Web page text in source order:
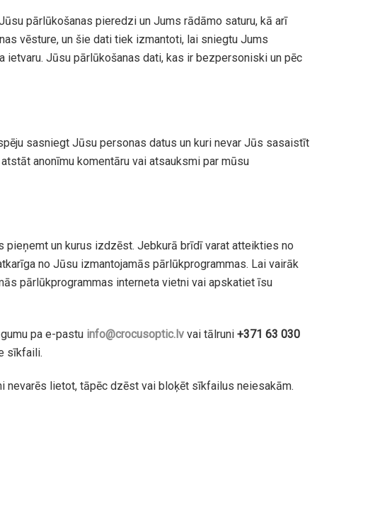
pārlūkošanas pieredzi un Jums rādāmo saturu, kā arī
vēsture, un šie dati tiek izmantoti, lai sniegtu Jums
Jūsu pārlūkošanas dati, kas ir bezpersoniski un pēc
sasniegt Jūsu personas datus un kuri nevar Jūs sasaistīt
anonīmu komentāru vai atsauksmi par mūsu
un kurus izdzēst. Jebkurā brīdī varat atteikties no
no Jūsu izmantojamās pārlūkprogrammas. Lai vairāk
pārlūkprogrammas interneta vietni vai apskatiet īsu
pa e-pastu info@crocusoptic.lv vai tālruni +371 63 030
sīkfaili.
nevarēs lietot, tāpēc dzēst vai bloķēt sīkfailus neiesakām.